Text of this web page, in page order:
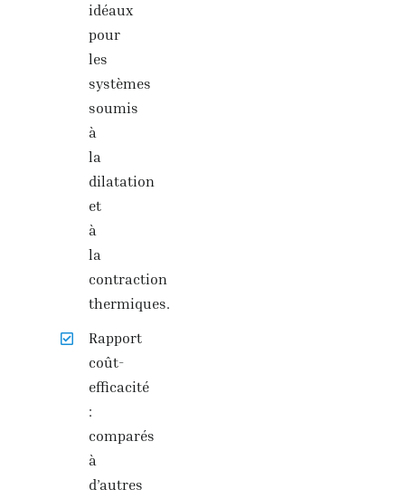
idéaux
pour
les
systèmes
soumis
à
la
dilatation
et
à
la
contraction
thermiques.
Rapport
coût-
efficacité
:
comparés
à
d’autres